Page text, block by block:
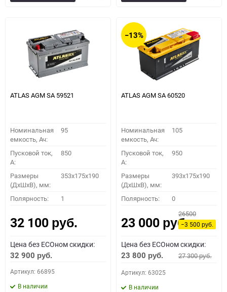
ATLAS AGM SA 59521
Номинальная
емкость, Ач:
95
Пусковой ток,
A:
850
Размеры
(ДхШхВ), мм:
353x175x190
Полярность: 1
32 100 руб.
Цена без ECOном скидки:
32 900 руб.
Артикул: 66895
В наличии
−13%
ATLAS AGM SA 60520
Номинальная
емкость, Ач:
105
Пусковой ток,
A:
950
Размеры
(ДхШхВ), мм:
393x175x190
Полярность: 0
23 000 руб.
26500
−3 500руб.
Цена без ECOном скидки:
23 800 руб. 27 300руб.
Артикул: 63025
В наличии